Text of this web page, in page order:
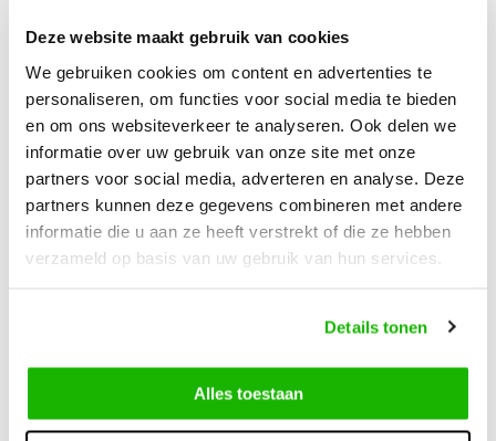
Deze website maakt gebruik van cookies
We gebruiken cookies om content en advertenties te
personaliseren, om functies voor social media te bieden
en om ons websiteverkeer te analyseren. Ook delen we
informatie over uw gebruik van onze site met onze
partners voor social media, adverteren en analyse. Deze
partners kunnen deze gegevens combineren met andere
informatie die u aan ze heeft verstrekt of die ze hebben
verzameld op basis van uw gebruik van hun services.
Details tonen
Alles toestaan
Camberley
Camberley - Beige
Camberley
Camberley - Zand
€209,95